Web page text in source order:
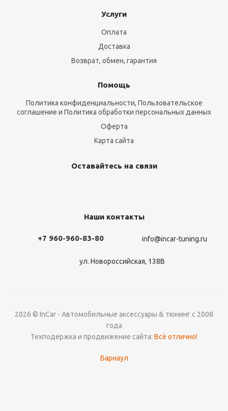
Услуги
Оплата
Доставка
Возврат, обмен, гарантия
Помощь
Политика конфиденциальности, Пользовательское
соглашение и Политика обработки персональных данных
Оферта
Карта сайта
Оставайтесь на связи
Наши контакты
+7 960-960-83-80 info@incar-tuning.ru
ул. Новороссийская, 138В
2026 © InCar - Автомобильные аксессуары & тюнинг с 2008
года
Техподержка и продвижение сайта: Всё отлично!
Барнаул